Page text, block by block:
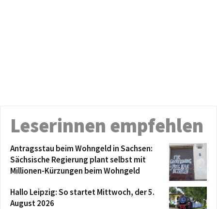
Leserinnen empfehlen
Antragsstau beim Wohngeld in Sachsen:
Sächsische Regierung plant selbst mit
Millionen-Kürzungen beim Wohngeld
Hallo Leipzig: So startet Mittwoch, der 5.
August 2026